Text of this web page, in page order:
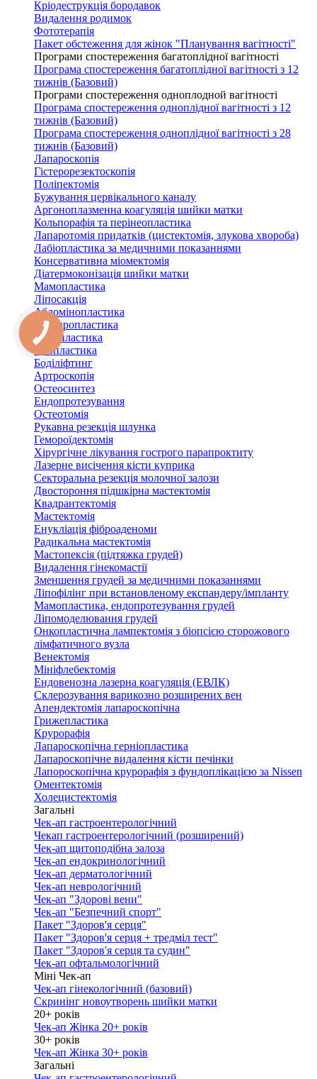
Кріодеструкція бородавок
Видалення родимок
Фототерапія
Пакет обстеження для жінок "Планування вагітності"
Програми спостереження багатоплідної вагітності
Програма спостереження багатоплідної вагітності з 12
тижнів (Базовий)
Програми спостереження одноплодной вагітності
Програма спостереження одноплідної вагітності з 12
тижнів (Базовий)
Програма спостереження одноплідної вагітності з 28
тижнів (Базовий)
Лапароскопія
Гістерорезектоскопія
Поліпектомія
Бужування цервікального каналу
Аргоноплазменна коагуляція шийки матки
Кольпорафія та перінеопластика
Лапаротомія придатків (цистектомія, злукова хвороба)
Лабіопластика за медичними показаннями
Консервативна міомектомія
Діатермоконізація шийки матки
Мамопластика
Ліпосакція
Абдомінопластика
Блефаропластика
Ринопластика
Отопластика
Боділіфтинг
Артроскопія
Остеосинтез
Ендопротезування
Остеотомія
Рукавна резекція шлунка
Гемороїдектомія
Хірургічне лікування гострого парапроктиту
Лазерне висічення кісти куприка
Секторальна резекція молочної залози
Двостороння підшкірна мастектомія
Квадрантектомія
Мастектомія
Енукліація фіброаденоми
Радикальна мастектомія
Мастопексія (підтяжка грудей)
Видалення гінекомастії
Зменшення грудей за медичними показаннями
Ліпофілінг при встановленому експандеру/імпланту
Мамопластика, ендопротезування грудей
Ліпомоделювання грудей
Онкопластична лампектомія з біопсією сторожового
лімфатичного вузла
Венектомія
Мініфлебектомія
Ендовенозна лазерна коагуляція (ЕВЛК)
Склерозування варикозно розширених вен
Апендектомія лапароскопічна
Грижепластика
Крурорафія
Лапароскопічна герніопластика
Лапароскопічне видалення кісти печінки
Лапороскопічна крурорафія з фундоплікацією за Nissen
Оментектомія
Холецистектомія
Загальні
Чек-ап гастроентерологічний
Чекап гастроентерологічний (розширений)
Чек-ап щитоподібна залоза
Чек-ап ендокринологічний
Чек-ап дерматологічний
Чек-ап неврологічний
Чек-ап "Здорові вени"
Чек-ап "Безпечний спорт"
Пакет "Здоров'я серця"
Пакет "Здоров'я серця + тредміл тест"
Пакет "Здоров'я серця та судин"
Чек-ап офтальмологічний
Міні Чек-ап
Чек-ап гінекологічний (базовий)
Скринінг новоутворень шийки матки
20+ років
Чек-ап Жінка 20+ років
30+ років
Чек-ап Жінка 30+ років
Загальні